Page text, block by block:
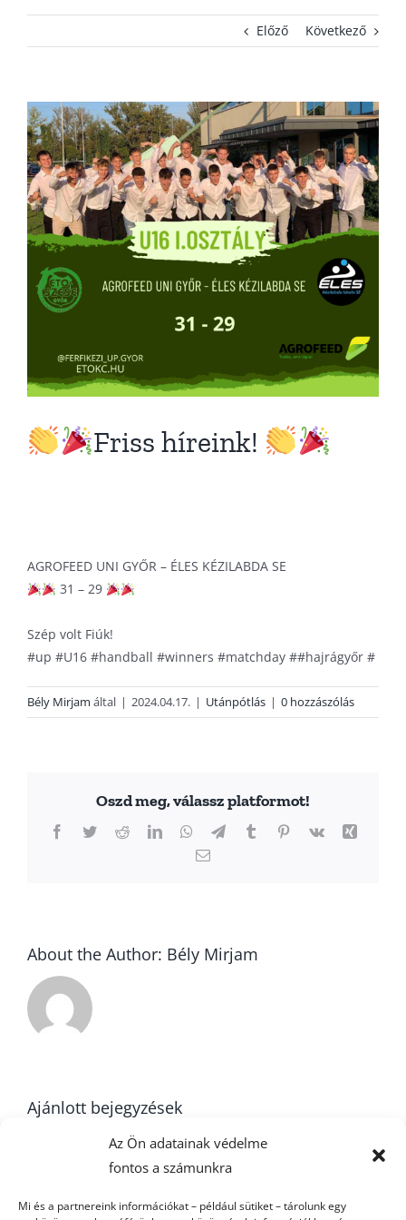
Az Ön adatainak védelme
fontos a számunkra
Mi és a partnereink információkat – például sütiket – tárolunk egy
KAPCSOLAT
Előző Következő
View
Larger
Image
Friss híreink!
AGROFEED UNI GYŐR – ÉLES KÉZILABDA SE
31 – 29
Szép volt Fiúk!
#up #U16 #handball #winners #matchday ##hajrágyőr #
Bély Mirjam által | 2024.04.17. | Utánpótlás | 0 hozzászólás
Oszd meg, válassz platformot!
Facebook
TwitterRedditLinkedInWhatsApp
TelegramTumblrPinterest
Vk
Xing
Email:
About the Author: Bély Mirjam
Ajánlott bejegyzések
22. forduló –